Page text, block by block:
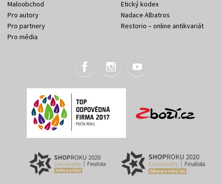
Maloobchod
Pro autory
Pro partnery
Pro média
Etický kodex
Nadace Albatros
Restorio – online antikvariát